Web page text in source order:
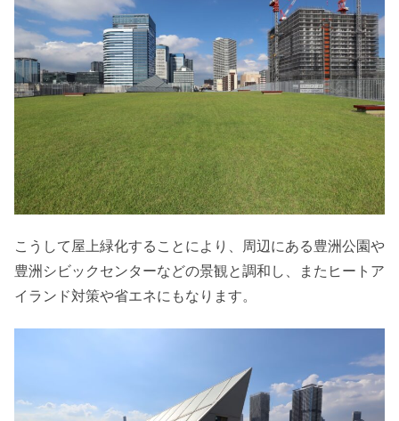
こうして屋上緑化することにより、周辺にある豊洲公園や
豊洲シビックセンターなどの景観と調和し、またヒートア
イランド対策や省エネにもなります。